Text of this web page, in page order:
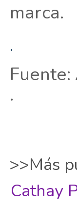
marca.
.
Fuente:
.
>>Más
Cathay